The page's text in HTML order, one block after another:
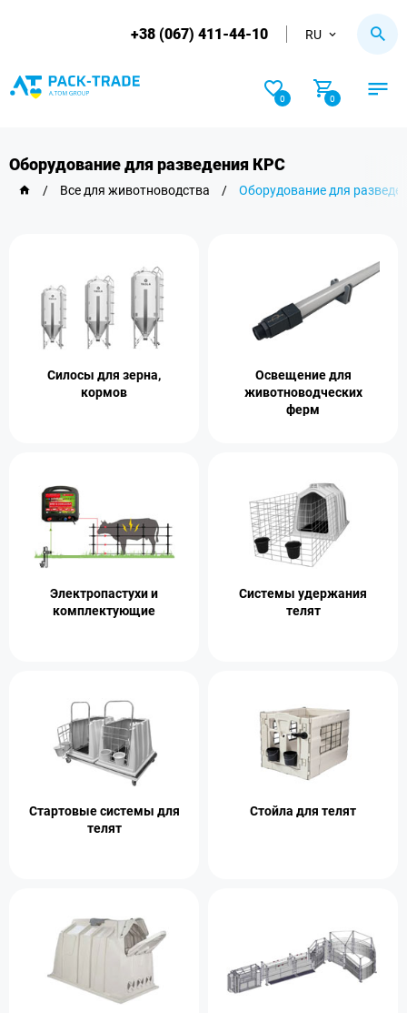
+38 (067) 411-44-10 RU
0 0
Оборудование для разведения КРС
/ Все для животноводства / Оборудование для
Силосы для зерна,
кормов
Освещение для
животноводческих
ферм
Электропастухи и
комплектующие
Системы удержания
телят
Стартовые системы для
телят
Стойла для телят